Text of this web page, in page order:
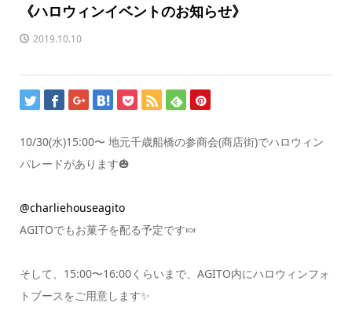
《ハロウィンイベントのお知らせ》
2019.10.10
10/30(水)15:00〜 地元千歳船橋の参商会(商店街)でハロウィン
パレードがあります🎃
@charliehouseagito
AGITOでもお菓子を配る予定です🍬
そして、15:00〜16:00くらいまで、AGITO内にハロウィンフォ
トブースをご用意します✨